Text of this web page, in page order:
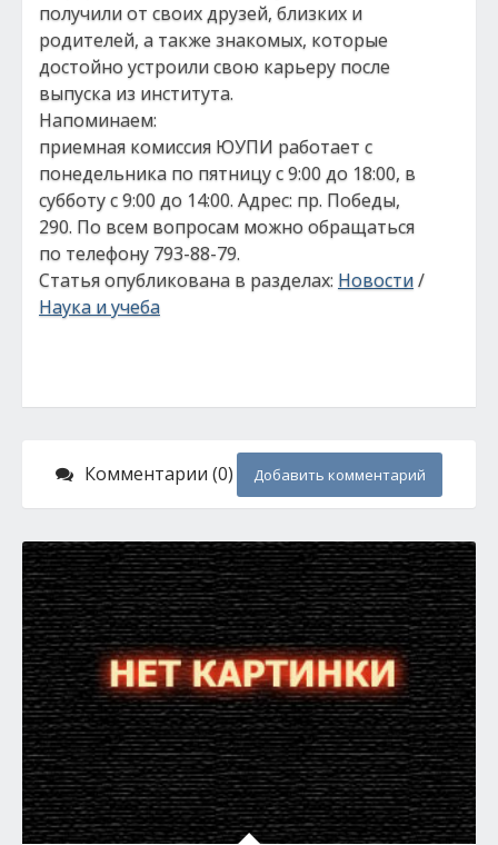
получили от своих друзей, близких и
родителей, а также знакомых, которые
достойно устроили свою карьеру после
выпуска из института.
Напоминаем:
приемная комиссия ЮУПИ работает с
понедельника по пятницу с 9:00 до 18:00, в
субботу с 9:00 до 14:00. Адрес: пр. Победы,
290. По всем вопросам можно обращаться
по телефону 793-88-79.
Статья опубликована в разделах: Новости/
Наука и учеба
Комментарии (0) Добавить комментарий